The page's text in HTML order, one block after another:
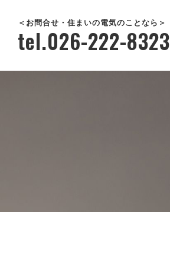
＜お問合せ・住まいの電気のことなら＞
tel.026-222-8323